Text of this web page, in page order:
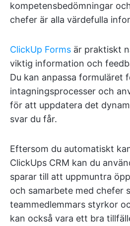
kompetensbedömningar
chefer är alla värdefulla
ClickUp Forms är praktiskt
viktig information och
Du kan anpassa formuläret
intagningsprocesser och
för att uppdatera det
svar du får.
Eftersom du automatiskt
ClickUps CRM kan du
sparar till att uppmuntra
och samarbete med chefer
teammedlemmars styrkor
kan också vara ett bra